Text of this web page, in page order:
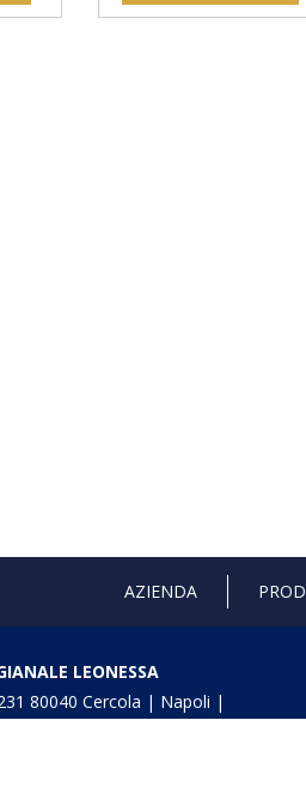
AZIENDA
LEONESSA
80040 Cercola | Napoli |